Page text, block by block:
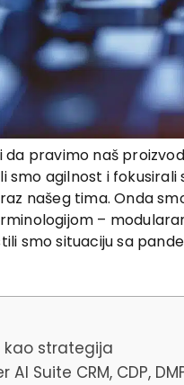
da pravimo naš
agilnost i fokusirali
našeg tima. Onda
–
smo situaciju sa
kao strategija
AI Suite CRM, CDP,